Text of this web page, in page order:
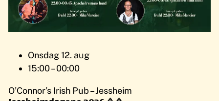
Onsdag 12. aug
15:00 – 00:00
O’Connor’s Irish Pub – Jessheim